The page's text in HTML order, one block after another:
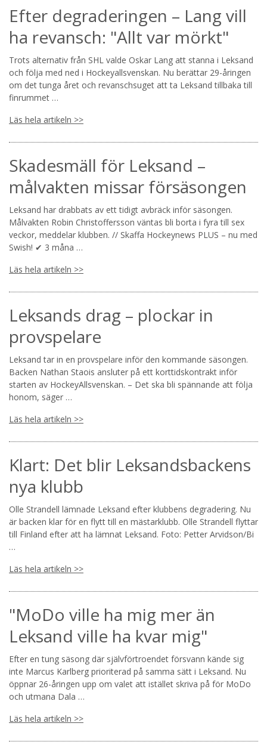
Efter degraderingen – Lang vill
ha revansch: "Allt var mörkt"
Trots alternativ från SHL valde Oskar Lang att stanna i Leksand
och följa med ned i Hockeyallsvenskan. Nu berättar 29-åringen
om det tunga året och revanschsuget att ta Leksand tillbaka till
finrummet …
Läs hela artikeln >>
Skadesmäll för Leksand –
målvakten missar försäsongen
Leksand har drabbats av ett tidigt avbräck inför säsongen.
Målvakten Robin Christoffersson väntas bli borta i fyra till sex
veckor, meddelar klubben. // Skaffa Hockeynews PLUS – nu med
Swish! ✔ 3 måna …
Läs hela artikeln >>
Leksands drag – plockar in
provspelare
Leksand tar in en provspelare inför den kommande säsongen.
Backen Nathan Staois ansluter på ett korttidskontrakt inför
starten av HockeyAllsvenskan. – Det ska bli spännande att följa
honom, säger …
Läs hela artikeln >>
Klart: Det blir Leksandsbackens
nya klubb
Olle Strandell lämnade Leksand efter klubbens degradering. Nu
är backen klar för en flytt till en mästarklubb. Olle Strandell flyttar
till Finland efter att ha lämnat Leksand. Foto: Petter Arvidson/Bi
…
Läs hela artikeln >>
"MoDo ville ha mig mer än
Leksand ville ha kvar mig"
Efter en tung säsong där självförtroendet försvann kände sig
inte Marcus Karlberg prioriterad på samma sätt i Leksand. Nu
öppnar 26-åringen upp om valet att istället skriva på för MoDo
och utmana Dala …
Läs hela artikeln >>